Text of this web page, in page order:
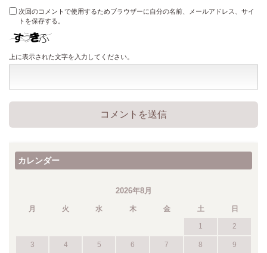
次回のコメントで使用するためブラウザーに自分の名前、メールアドレス、サイ
トを保存する。
上に表示された文字を入力してください。
カレンダー
2026年8月
月 火 水 木 金 土 日
1 2
3 4 5 6 7 8 9